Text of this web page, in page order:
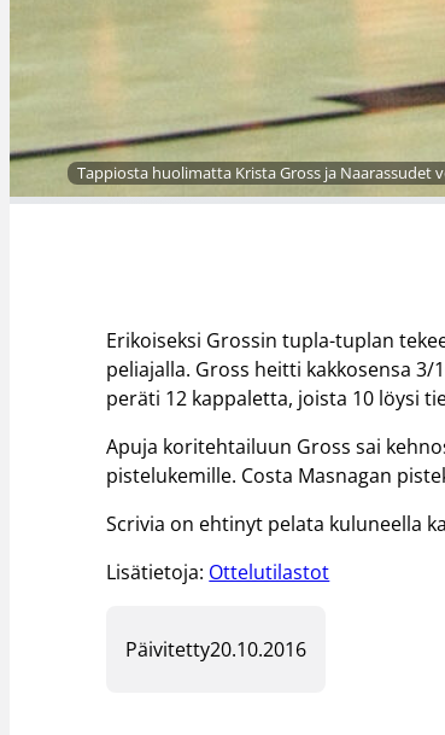
Tappiosta huolimatta Krista Gross ja
Erikoiseksi Grossin tupla-tuplan
peliajalla. Gross heitti kakkosensa
peräti 12 kappaletta, joista 10 löysi
Apuja koritehtailuun Gross sai
pistelukemille. Costa Masnagan
Scrivia on ehtinyt pelata kuluneella
Lisätietoja: Ottelutilastot
Päivitetty20.10.2016